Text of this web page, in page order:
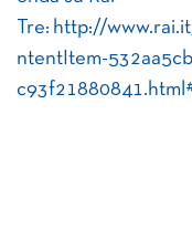
Tre: http://
ntentItem-